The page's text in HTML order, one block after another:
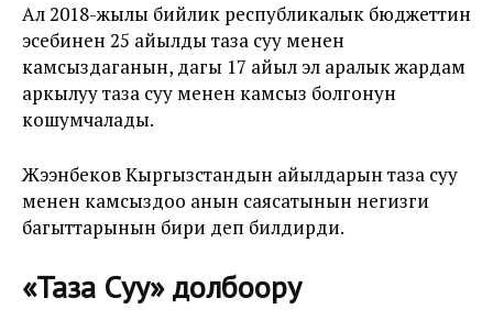
Ал 2018-жылы бийлик республикалык бюджеттин
эсебинен 25 айылды таза суу менен
камсыздаганын, дагы 17 айыл эл аралык жардам
аркылуу таза суу менен камсыз болгонун
кошумчалады.
Жээнбеков Кыргызстандын айылдарын таза суу
менен камсыздоо анын саясатынын негизги
багыттарынын бири деп билдирди.
«Таза Суу» долбоору